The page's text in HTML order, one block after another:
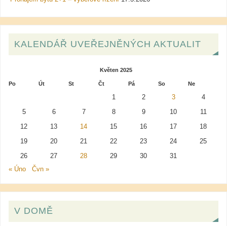
KALENDÁŘ UVEŘEJNĚNÝCH AKTUALIT
Květen 2025
Po Út St Čt Pá So Ne
1 2 3 4
5 6 7 8 9 10 11
12 13 14 15 16 17 18
19 20 21 22 23 24 25
26 27 28 29 30
31
« Úno
Čvn »
V DOMĚ